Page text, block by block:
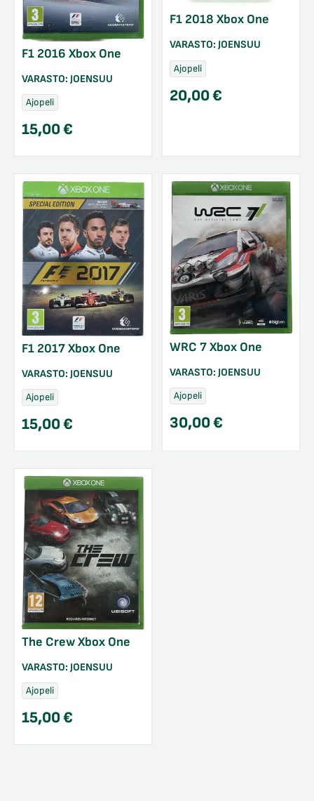
F1 2016 Xbox One
VARASTO: JOENSUU
Ajopeli
15,00€
F1 2018 Xbox One
VARASTO: JOENSUU
Ajopeli
20,00€
F1 2017 Xbox One
VARASTO: JOENSUU
Ajopeli
15,00€
WRC 7 Xbox One
VARASTO: JOENSUU
Ajopeli
30,00€
The Crew Xbox One
VARASTO: JOENSUU
Ajopeli
15,00€